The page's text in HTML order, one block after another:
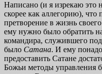
Написано (и я изрекаю это
скорее как аллегорию),
претворение в жизнь
ему нужно было обратить
командира, служившего
было Сатана. И ему
предоставить Сатане
Божьи методы управления